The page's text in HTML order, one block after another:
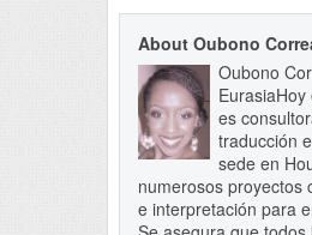
About Oubono
Oubono
es
traducción
sede en
numerosos proyectos
e interpretación para